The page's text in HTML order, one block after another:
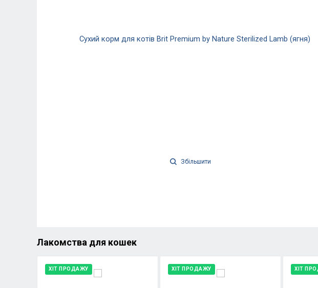
Збільшити
Лакомства для кошек
ХІТ ПРОДАЖУ ХІТ ПРОДАЖУ ХІТ